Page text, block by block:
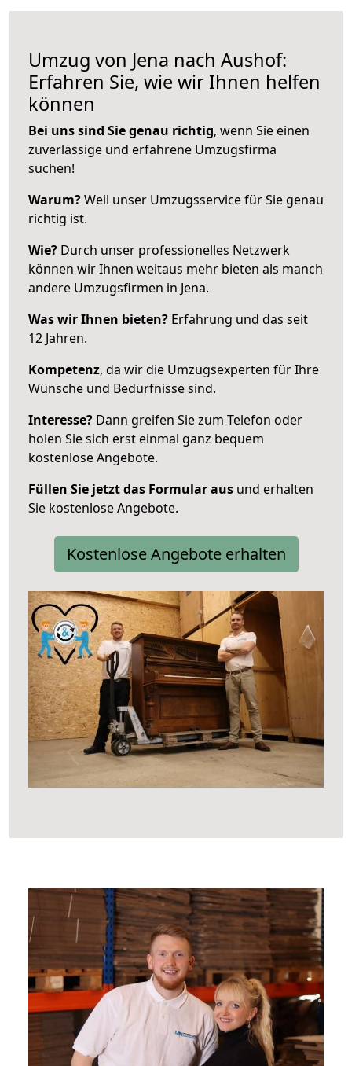
Umzug von Jena nach Aushof:
Erfahren Sie, wie wir Ihnen helfen
können
Bei uns sind Sie genau richtig, wenn Sie einen
zuverlässige und erfahrene Umzugsfirma
suchen!
Warum?Weil unser Umzugsservice für Sie genau
richtig ist.
Wie? Durch unser professionelles Netzwerk
können wir Ihnen weitaus mehr bieten als manch
andere Umzugsfirmen in Jena.
Was wir Ihnen bieten? Erfahrung und das seit
12 Jahren.
Kompetenz, da wir die Umzugsexperten für Ihre
Wünsche und Bedürfnisse sind.
Interesse? Dann greifen Sie zum Telefon oder
holen Sie sich erst einmal ganz bequem
kostenlose Angebote.
Füllen Sie jetzt das Formular aus und erhalten
Sie kostenlose Angebote.
Kostenlose Angebote erhalten